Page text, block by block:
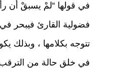
في قولها “لمْ يسبقْ أن
فضولية القارئ فيبحر
تتوجه بكلامها ، وبذلك
في خلق حالة من